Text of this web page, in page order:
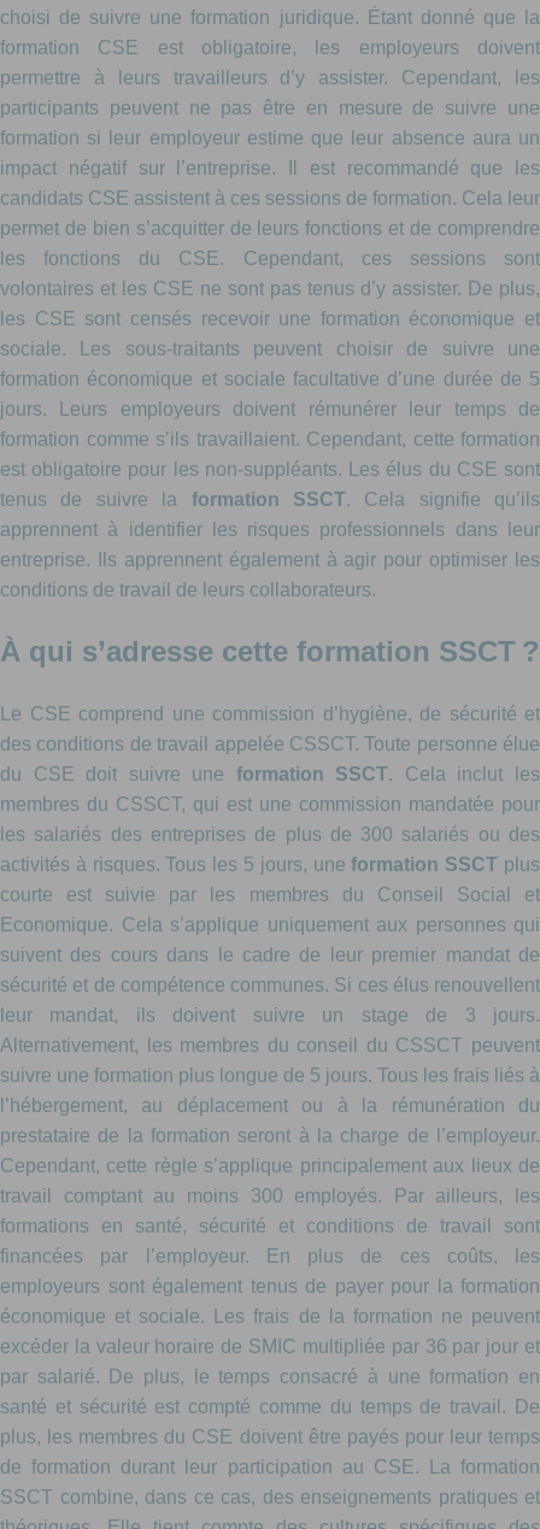
choisi de suivre une formation juridique. Étant donné que la
formation CSE est obligatoire, les employeurs doivent
permettre à leurs travailleurs d’y assister. Cependant, les
participants peuvent ne pas être en mesure de suivre une
formation si leur employeur estime que leur absence aura un
impact négatif sur l’entreprise. Il est recommandé que les
candidats CSE assistent à ces sessions de formation. Cela leur
permet de bien s’acquitter de leurs fonctions et de comprendre
les fonctions du CSE. Cependant, ces sessions sont
volontaires et les CSE ne sont pas tenus d’y assister. De plus,
les CSE sont censés recevoir une formation économique et
sociale. Les sous-traitants peuvent choisir de suivre une
formation économique et sociale facultative d’une durée de 5
jours. Leurs employeurs doivent rémunérer leur temps de
formation comme s’ils travaillaient. Cependant, cette formation
est obligatoire pour les non-suppléants. Les élus du CSE sont
tenus de suivre la formation SSCT. Cela signifie qu’ils
apprennent à identifier les risques professionnels dans leur
entreprise. Ils apprennent également à agir pour optimiser les
conditions de travail de leurs collaborateurs.
À qui s’adresse cette formation SSCT ?
Le CSE comprend une commission d’hygiène, de sécurité et
des conditions de travail appelée CSSCT. Toute personne élue
du CSE doit suivre une formation SSCT. Cela inclut les
membres du CSSCT, qui est une commission mandatée pour
les salariés des entreprises de plus de 300 salariés ou des
activités à risques. Tous les 5 jours, une formation SSCT plus
courte est suivie par les membres du Conseil Social et
Economique. Cela s’applique uniquement aux personnes qui
suivent des cours dans le cadre de leur premier mandat de
sécurité et de compétence communes. Si ces élus renouvellent
leur mandat, ils doivent suivre un stage de 3 jours.
Alternativement, les membres du conseil du CSSCT peuvent
suivre une formation plus longue de 5 jours. Tous les frais liés à
l’hébergement, au déplacement ou à la rémunération du
prestataire de la formation seront à la charge de l’employeur.
Cependant, cette règle s’applique principalement aux lieux de
travail comptant au moins 300 employés. Par ailleurs, les
formations en santé, sécurité et conditions de travail sont
financées par l’employeur. En plus de ces coûts, les
employeurs sont également tenus de payer pour la formation
économique et sociale. Les frais de la formation ne peuvent
excéder la valeur horaire de SMIC multipliée par 36 par jour et
par salarié. De plus, le temps consacré à une formation en
santé et sécurité est compté comme du temps de travail. De
plus, les membres du CSE doivent être payés pour leur temps
de formation durant leur participation au CSE. La formation
SSCT combine, dans ce cas, des enseignements pratiques et